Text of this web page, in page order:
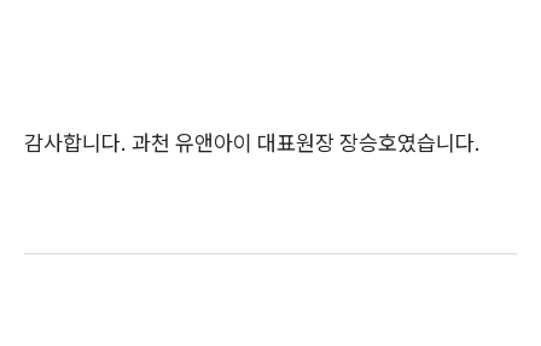
감사합니다. 과천 유앤아이 대표원장 장승호였습니다.